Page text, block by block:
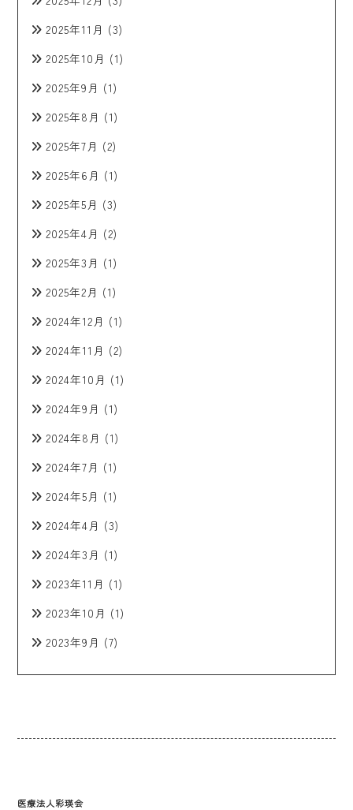
2025年11月 (3)
2025年10月 (1)
2025年9月 (1)
2025年8月 (1)
2025年7月 (2)
2025年6月 (1)
2025年5月 (3)
2025年4月 (2)
2025年3月 (1)
2025年2月 (1)
2024年12月 (1)
2024年11月 (2)
2024年10月 (1)
2024年9月 (1)
2024年8月 (1)
2024年7月 (1)
2024年5月 (1)
2024年4月 (3)
2024年3月 (1)
2023年11月 (1)
2023年10月 (1)
2023年9月 (7)
医療法人彩瑛会